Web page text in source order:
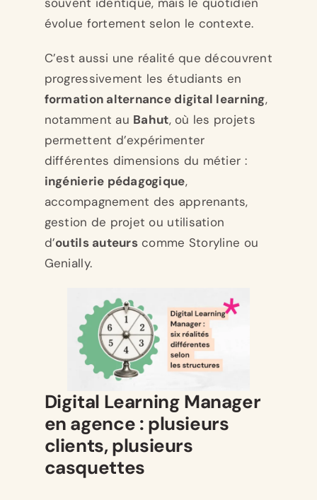
évolue fortement selon le contexte.
C’est aussi une réalité que découvrent
progressivement les étudiants en
formation alternance digital learning,
notamment au Bahut, où les projets
permettent d’expérimenter
différentes dimensions du métier :
ingénierie pédagogique,
accompagnement des apprenants,
gestion de projet ou utilisation
d’outils auteurscomme Storyline ou
Genially.
Digital Learning Manager
en agence : plusieurs
clients, plusieurs
casquettes